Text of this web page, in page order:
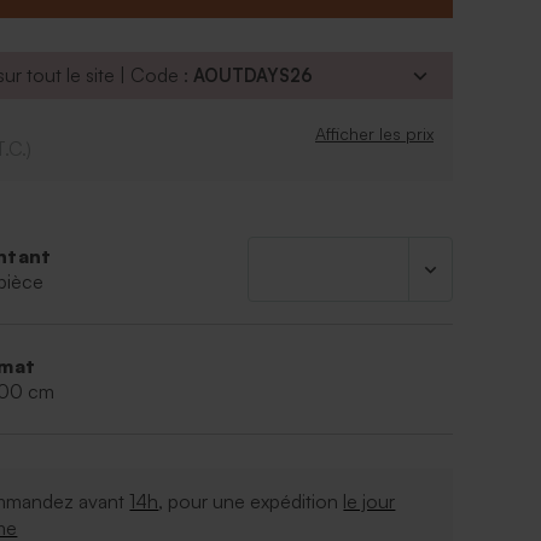
E102-E120-E131
tout le site | Code :AOUTDAYS26
Afficher les prix
cm
avant 14h, pour une expédition le jour